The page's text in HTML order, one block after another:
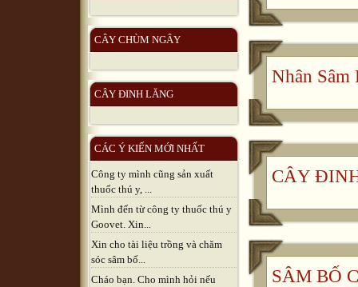
CÂY CHÙM NGÂY
CÂY ĐINH LĂNG
CÁC Ý KIẾN MỚI NHẤT
Công ty mình cũng sản xuất
thuốc thú y, ...
Mình đến từ công ty thuốc thú y
Goovet. Xin...
Xin cho tài liệu trồng và chăm
sóc sâm bố...
Cháo bạn. Cho mình hỏi nếu
Nhân Sâm
CÂY
SÂM BỐ